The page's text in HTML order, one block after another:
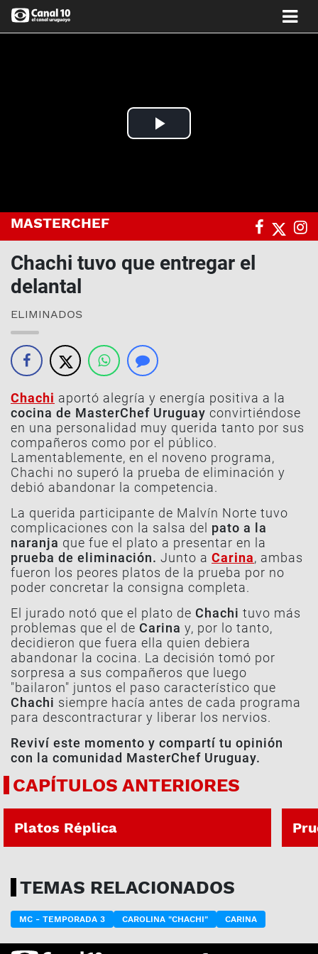
Play
MASTERCHEF
Chachi tuvo que entregar el
delantal
ELIMINADOS
Chachi aportó alegría y energía positiva a la
cocina de MasterChef Uruguay convirtiéndose
en una personalidad muy querida tanto por sus
compañeros como por el público.
Lamentablemente, en el noveno programa,
Chachi no superó la prueba de eliminación y
debió abandonar la competencia.
La querida participante de Malvín Norte tuvo
complicaciones con la salsa del pato a la
naranja que fue el plato a presentar en la
prueba de eliminación. Junto a Carina, ambas
fueron los peores platos de la prueba por no
poder concretar la consigna completa.
El jurado notó que el plato de Chachi tuvo más
problemas que el de Carina y, por lo tanto,
decidieron que fuera ella quien debiera
abandonar la cocina. La decisión tomó por
sorpresa a sus compañeros que luego
"bailaron" juntos el paso característico que
Chachi siempre hacía antes de cada programa
para descontracturar y liberar los nervios.
Reviví este momento y compartí tu opinión
con la comunidad MasterChef Uruguay.
CAPÍTULOS ANTERIORES
PROG. 32 | 06-08-2026
Platos Réplica
TEMAS RELACIONADOS
MC - TEMPORADA 3 CAROLINA "CHACHI" CARINA